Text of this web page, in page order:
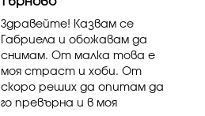
Здравейте! Казвам се
Габриела и обожавам да
снимам. От малка това е
моя страст и хоби. От
скоро реших да опитам да
го превърна и в моя